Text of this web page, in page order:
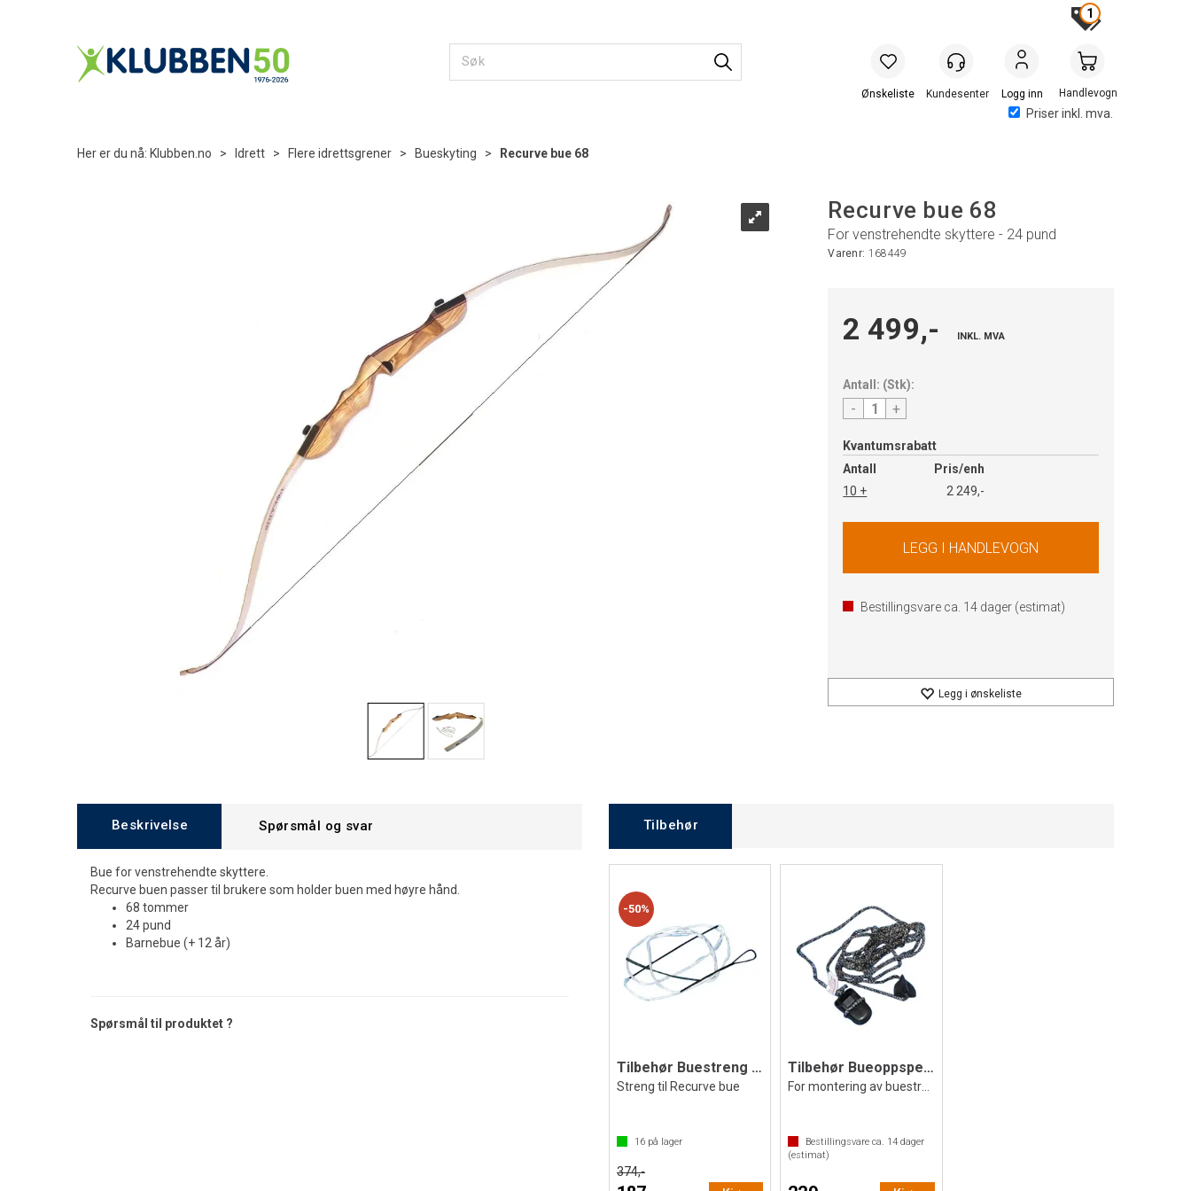
Priser inkl. mva.
Logg inn Handlevogn
1
Her er du nå: Klubben.no > Idrett > Flere idrettsgrener > Bueskyting > Recurve bue 68
Recurve bue 68
For venstrehendte skyttere - 24 pund
Varenr: 168449
2 499,- INKL. MVA
Antall: (Stk):
- +
Kvantumsrabatt
Antall
Pris/enh
10 +
2 249,-
Bestillingsvare ca. 14 dager (estimat)
Legg i ønskeliste
Beskrivelse Spørsmål og svar
Bue for venstrehendte skyttere.
Recurve buen passer til brukere som holder buen med høyre hånd.
68 tommer
24 pund
Barnebue (+ 12 år)
Spørsmål til produktet ?
Tilbehør
50%
Tilbehør Buestreng 68''
Streng til Recurve bue
16 på lager
374,-
Tilbehør Bueoppspenner
Bestillingsvare ca. 14 dager
(estimat)